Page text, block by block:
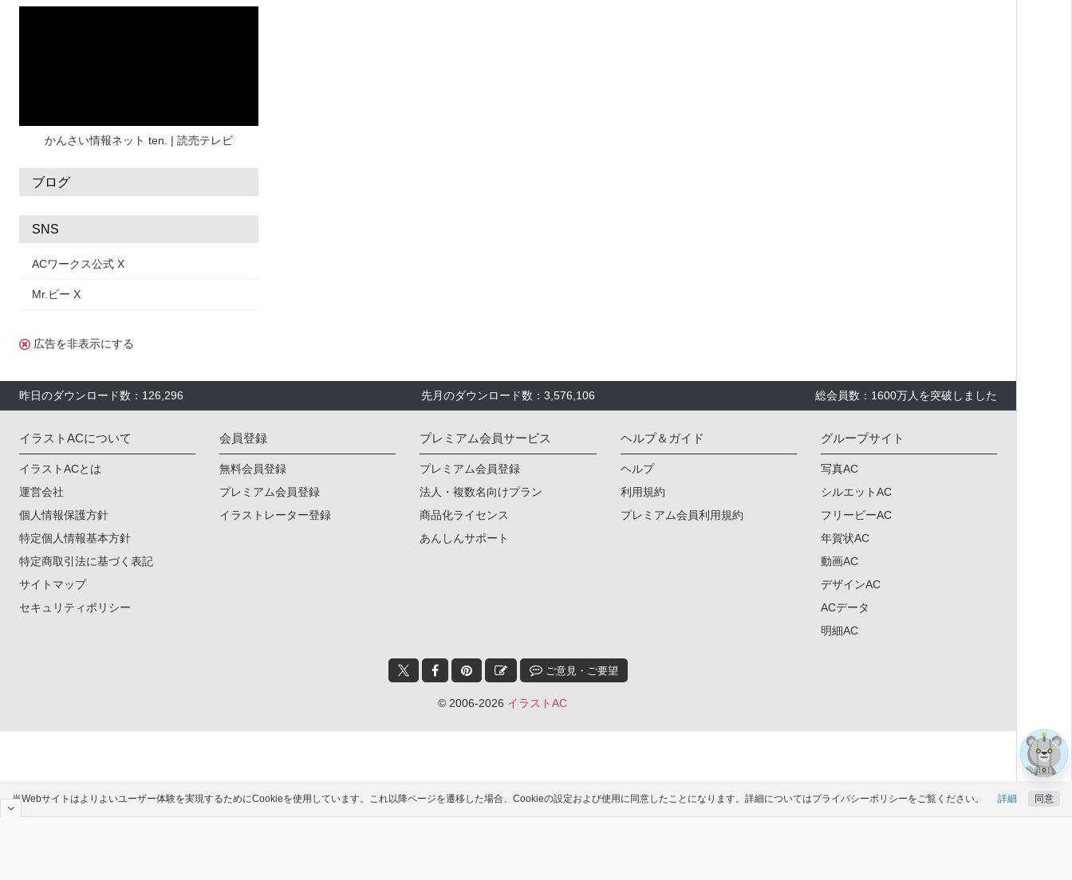
当Webサイトはよりよいユーザー体験を実現するためにCookieを使用しています。これ以降ページを遷移した場合、Cookieの設定および使用に同意したことになります。詳細についてはプライバシーポリシーをご覧ください。 詳細 同意
かんさい情報ネット ten. | 読売テレビ
ブログ
SNS
ACワークス公式 X
Mr.ビー X
広告を非表示にする
昨日のダウンロード数：126,296 先月のダウンロード数：3,576,106 総会員数：1600万人を突破しました
イラストACについて
イラストACとは
運営会社
個人情報保護方針
特定個人情報基本方針
特定商取引法に基づく表記
サイトマップ
セキュリティポリシー
会員登録
無料会員登録
プレミアム会員登録
イラストレーター登録
プレミアム会員サービス
プレミアム会員登録
法人・複数名向けプラン
商品化ライセンス
あんしんサポート
ヘルプ＆ガイド
ヘルプ
利用規約
プレミアム会員利用規約
グループサイト
写真AC
シルエットAC
フリービーAC
年賀状AC
動画AC
デザインAC
ACデータ
明細AC
ご意見・ご要望
© 2006-2026 イラストAC